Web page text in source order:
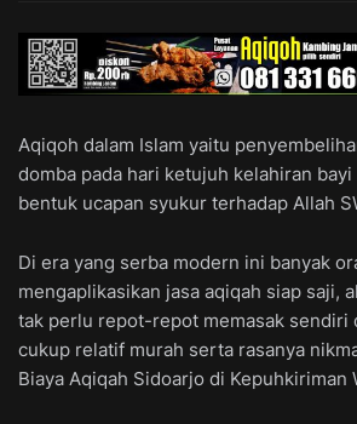
Aqiqoh dalam Islam yaitu
domba pada hari ketujuh kelahiran
bentuk ucapan syukur terhadap Allah
Di era yang serba modern ini banyak
mengaplikasikan jasa aqiqah siap saji,
tak perlu repot-repot memasak sendiri
cukup relatif murah serta rasanya
Biaya Aqiqah Sidoarjo di Kepuhkiriman